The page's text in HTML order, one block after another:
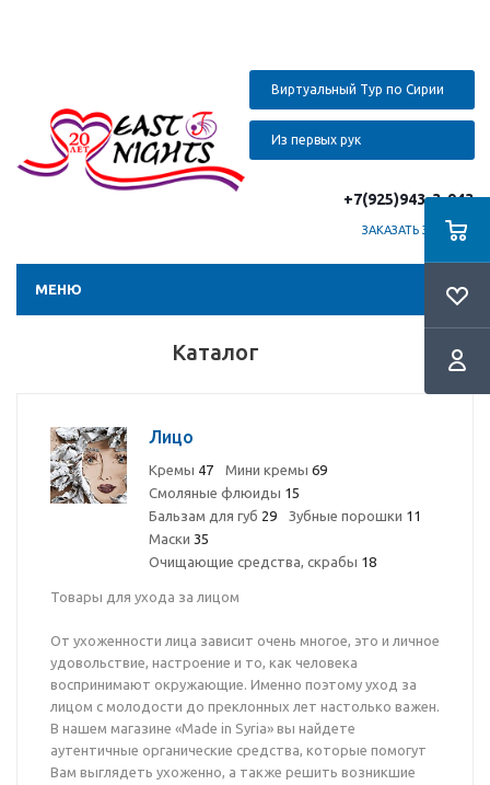
Виртуальный Тур по Сирии
Из первых рук
+7(925)943-3-943
ЗАКАЗАТЬ ЗВОНОК
МЕНЮ
Каталог
Лицо
Кремы 47 Мини кремы 69
Смоляные флюиды 15
Бальзам для губ 29 Зубные порошки 11
Маски 35
Очищающие средства, скрабы 18
Товары для ухода за лицом
От ухоженности лица зависит очень многое, это и личное
удовольствие, настроение и то, как человека
воспринимают окружающие. Именно поэтому уход за
лицом с молодости до преклонных лет настолько важен.
В нашем магазине «Made in Syria» вы найдете
аутентичные органические средства, которые помогут
Вам выглядеть ухоженно, а также решить возникшие